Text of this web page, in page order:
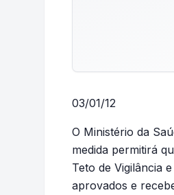
03/01/12
O Ministério da
medida permitirá
Teto de Vigilância
aprovados e